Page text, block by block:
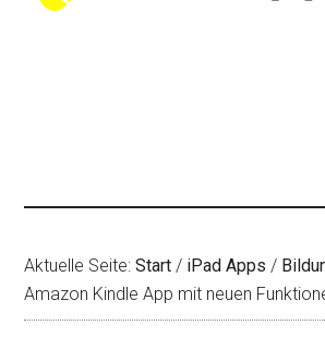
Aktuelle Seite:Start / iPad Apps /
Amazon Kindle App mit neuen